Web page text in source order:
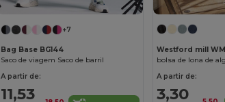
+7
Bag Base BG144
Saco de viagem Saco de barril
A partir de:
11,53
Westford mill
bolsa de lona de
A partir de:
3,30